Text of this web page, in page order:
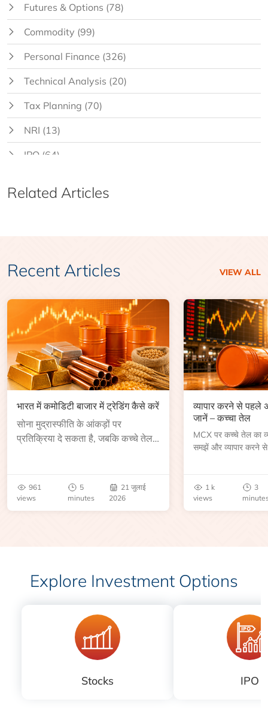
Futures & Options (78)
Commodity (99)
Personal Finance (326)
Technical Analysis (20)
Tax Planning (70)
NRI (13)
IPO (64)
Related Articles
Recent Articles VIEW ALL
भारत में कमोडिटी बाजार में ट्रेडिंग कैसे करें
सोना मुद्रास्फीति के आंकड़ों पर
प्रतिक्रिया दे सकता है, जबकि कच्चे तेल
961
views
5
minutes
21 जुलाई
2026
व्यापार करने से पहले
जानें – कच्चा तेल
MCX पर कच्चे तेल का
समझें और व्यापार करने
जानें।1 k
views
3
Explore Investment Options
Stocks IPO